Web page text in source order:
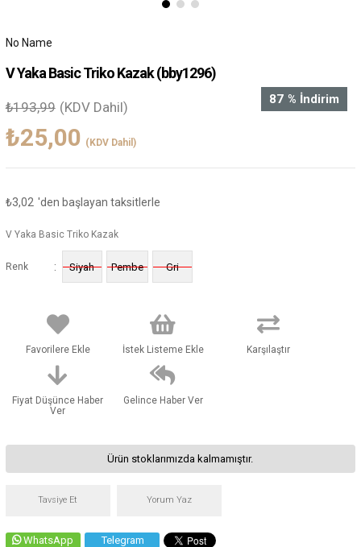
No Name
V Yaka Basic Triko Kazak(bby1296)
%
87 İndirim
₺193,99 (KDV Dahil)
₺25,00 (KDV Dahil)
₺3,02 'den başlayan taksitlerle
V Yaka Basic Triko Kazak
Renk : Siyah Pembe Gri
Favorilere Ekle İstek Listeme Ekle Karşılaştır
Fiyat Düşünce Haber
Ver
Gelince Haber Ver
Ürün stoklarımızda kalmamıştır.
Tavsiye Et Yorum Yaz
WhatsApp Telegram